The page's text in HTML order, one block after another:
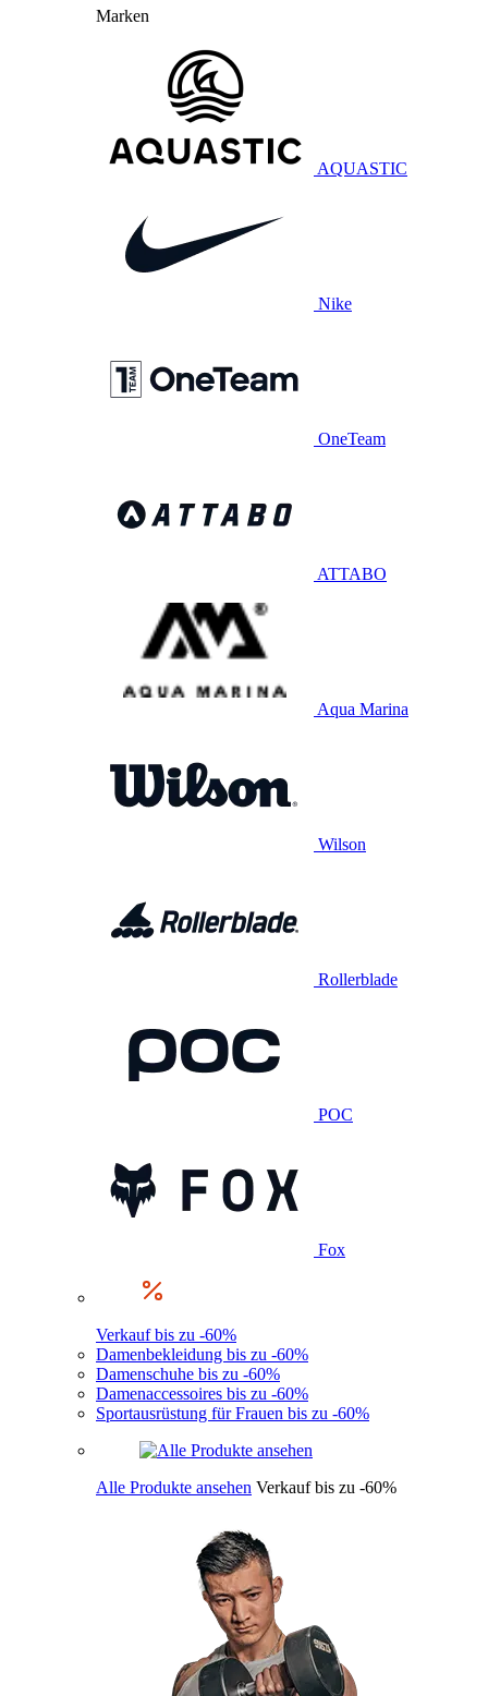
Marken
AQUASTIC
Nike
OneTeam
ATTABO
Aqua Marina
Wilson
Rollerblade
POC
Fox
Verkauf bis zu -60%
Damenbekleidung bis zu -60%
Damenschuhe bis zu -60%
Damenaccessoires bis zu -60%
Sportausrüstung für Frauen bis zu -60%
Alle Produkte ansehen Verkauf bis zu -60%